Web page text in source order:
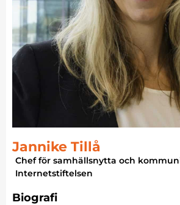
Jannike Tillå
Chef för samhällsnytta och
Internetstiftelsen
Biografi